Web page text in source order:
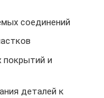
соединений
покрытий и
деталей к